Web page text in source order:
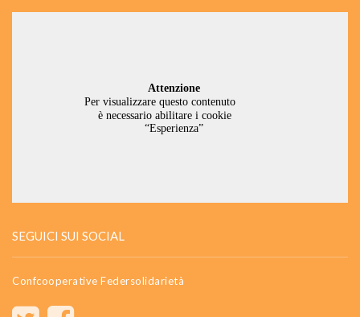
SEGUICI SUI SOCIAL
Confcooperative Federsolidarietà